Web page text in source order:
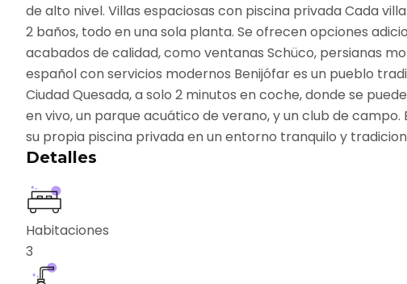
de alto nivel. Villas espaciosas con piscina privada Cada
2 baños, todo en una sola planta. Se ofrecen opciones
acabados de calidad, como ventanas Schüco, persianas
español con servicios modernos Benijófar es un pueblo
Ciudad Quesada, a solo 2 minutos en coche, donde se
en vivo, un parque acuático de verano, y un club de
su propia piscina privada en un entorno tranquilo y
Detalles
Habitaciones
3